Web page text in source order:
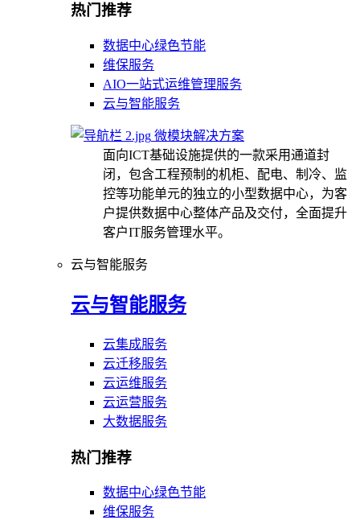
热门推荐
数据中心绿色节能
维保服务
AIO一站式运维管理服务
云与智能服务
微模块解决方案
面向ICT基础设施提供的一款采用通道封
闭，包含工程预制的机柜、配电、制冷、监
控等功能单元的独立的小型数据中心，为客
户提供数据中心整体产品及交付，全面提升
客户IT服务管理水平。
云与智能服务
云与智能服务
云集成服务
云迁移服务
云运维服务
云运营服务
大数据服务
热门推荐
数据中心绿色节能
维保服务